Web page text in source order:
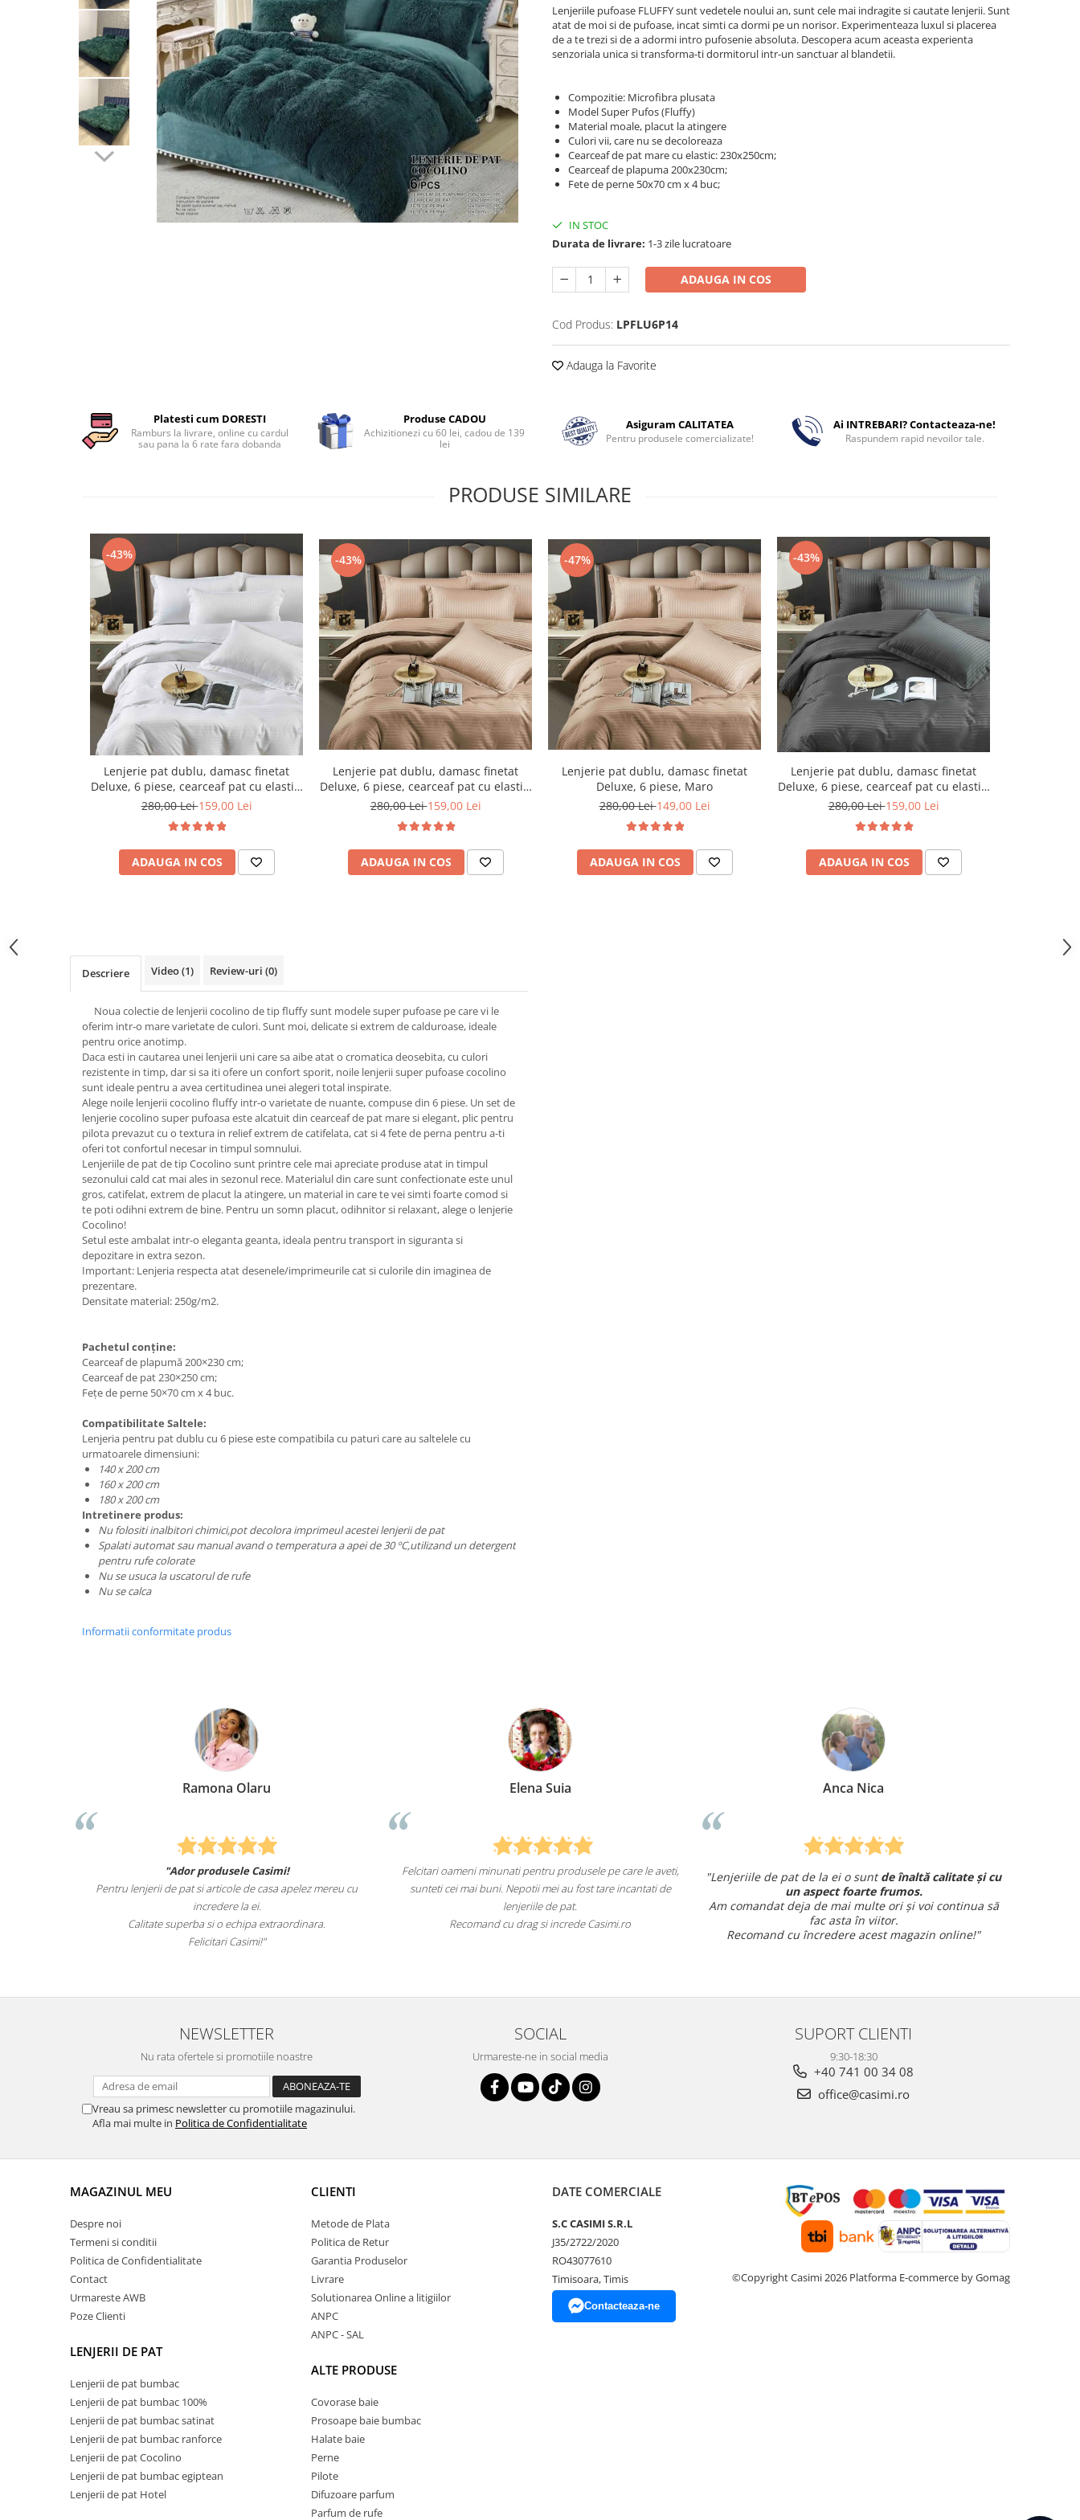
Cearceaf cu elastic
Cearceaf normal
Lenjerii De Pat Creponate
Lenjerii De Pat Bumbac Poplin 2
Lenjerii De Pat Bumbac Poplin,
Matlasate, 2 Persoane
Lenjerii De Pat Bumbac Satinat 2
Lenjerii De Pat, Finet Premium 3D,
Lenjerii De Pat Premium Collection
Set Lenjerie De Pat, 7 Piese, Cu
Lenjerii De Pat, Finet Premium, 1
Lenjerii De Pat Damasc 1 Persoana
Lenjerii De Pat, Imprimeu 3D, 1
Lenjeriile pufoase FLUFFY sunt vedetele noului an, sunt cele mai indragite si cautate lenjerii. Sunt
atat de moi si de pufoase, incat simti ca dormi pe un norisor. Experimenteaza luxul si placerea
de a te trezi si de a adormi intro pufosenie absoluta. Descopera acum aceasta experienta
senzoriala unica si transforma-ti dormitorul intr-un sanctuar al blandetii.
Compozitie: Microfibra plusata
Model Super Pufos (Fluffy)
Material moale, placut la atingere
Culori vii, care nu se decoloreaza
Cearceaf de pat mare cu elastic: 230x250cm;
Cearceaf de plapuma 200x230cm;
Fete de perne 50x70 cm x 4 buc;
IN STOC
Durata de livrare: 1-3 zile lucratoare
ADAUGA IN COS
Cod Produs: LPFLU6P14
Adauga la Favorite
Platesti cum DORESTI
Ramburs la livrare, online cu cardul
sau pana la 6 rate fara dobanda
Produse CADOU
Achizitionezi cu 60 lei, cadou de 139
lei
Asiguram CALITATEA
Pentru produsele comercializate!
Ai INTREBARI? Contacteaza-ne!
Raspundem rapid nevoilor tale.
PRODUSE SIMILARE
-43%
Lenjerie pat dublu, damasc finetat
Deluxe, 6 piese, cearceaf pat cu elastic,
Alb
280,00 Lei159,00 Lei
ADAUGA IN COS
-43%
Lenjerie pat dublu, damasc finetat
Deluxe, 6 piese, cearceaf pat cu elastic,
Maro
280,00 Lei159,00 Lei
ADAUGA IN COS
-47%
Lenjerie pat dublu, damasc finetat
Deluxe, 6 piese, Maro
280,00 Lei149,00 Lei
ADAUGA IN COS
-43%
Lenjerie pat dublu, damasc finetat
Deluxe, 6 piese, cearceaf pat cu elastic,
Gri Inchis
280,00 Lei159,00 Lei
ADAUGA IN COS
Descriere Video(1) Review-uri (0)
Noua colectie de lenjerii cocolino de tip fluffy sunt modele super pufoase pe care vi le
oferim intr-o mare varietate de culori. Sunt moi, delicate si extrem de calduroase, ideale
pentru orice anotimp.
Daca esti in cautarea unei lenjerii uni care sa aibe atat o cromatica deosebita, cu culori
rezistente in timp, dar si sa iti ofere un confort sporit, noile lenjerii super pufoase cocolino
sunt ideale pentru a avea certitudinea unei alegeri total inspirate.
Alege noile lenjerii cocolino fluffy intr-o varietate de nuante, compuse din 6 piese. Un set de
lenjerie cocolino super pufoasa este alcatuit din cearceaf de pat mare si elegant, plic pentru
pilota prevazut cu o textura in relief extrem de catifelata, cat si 4 fete de perna pentru a-ti
oferi tot confortul necesar in timpul somnului.
Lenjeriile de pat de tip Cocolino sunt printre cele mai apreciate produse atat in timpul
sezonului cald cat mai ales in sezonul rece. Materialul din care sunt confectionate este unul
gros, catifelat, extrem de placut la atingere, un material in care te vei simti foarte comod si
te poti odihni extrem de bine. Pentru un somn placut, odihnitor si relaxant, alege o lenjerie
Cocolino!
Setul este ambalat intr-o eleganta geanta, ideala pentru transport in siguranta si
depozitare in extra sezon.
Important: Lenjeria respecta atat desenele/imprimeurile cat si culorile din imaginea de
prezentare.
Densitate material: 250g/m2.
Pachetul conține:
Cearceaf de plapumă 200×230 cm;
Cearceaf de pat 230×250 cm;
Fețe de perne 50×70 cm x 4 buc.
Compatibilitate Saltele:
Lenjeria pentru pat dublu cu 6 piese este compatibila cu paturi care au saltelele cu
urmatoarele dimensiuni:
140 x 200 cm
160 x 200 cm
180 x 200 cm
Intretinere produs:
Nu folositi inalbitori chimici,pot decolora imprimeul acestei lenjerii de pat
Spalati automat sau manual avand o temperatura a apei de 30 ºC,utilizand un detergent
pentru rufe colorate
Nu se usuca la uscatorul de rufe
Nu se calca
Informatii conformitate produs
de pat si articole de casa apelez mereu cu
superba si o echipa extraordinara.
Felcitari oameni minunati pentru produsele pe care le aveti,
sunteti cei mai buni. Nepotii mei au fost tare incantati de
Recomand cu drag si increde Casimi.ro
"Lenjeriile de pat de la ei o suntde înaltă calitate și cu
un aspect foarte frumos.
Am comandat deja de mai multe ori și voi continua să
Recomand cu încredere acest magazin online!"
Am comandat o lenjerie de pat
și am avut o întrebare și
amabil.
NEWSLETTER
Nu rata ofertele si promotiile noastre
Vreau sa primesc newsletter cu promotiile magazinului.
Afla mai multe in Politica de Confidentialitate
SOCIAL
Urmareste-ne in social media
SUPORT CLIENTI
9:30-18:30
+40 741 00 34 08
office@casimi.ro
MAGAZINUL MEU
Despre noi
Termeni si conditii
Politica de Confidentialitate
Contact
Urmareste AWB
Poze Clienti
LENJERII DE PAT
Lenjerii de pat bumbac
Lenjerii de pat bumbac 100%
Lenjerii de pat bumbac satinat
Lenjerii de pat bumbac ranforce
Lenjerii de pat Cocolino
Lenjerii de pat bumbac egiptean
Lenjerii de pat Hotel
CLIENTI
Metode de Plata
Politica de Retur
Garantia Produselor
Livrare
Solutionarea Online a litigiilor
ANPC
ANPC - SAL
ALTE PRODUSE
Covorase baie
Prosoape baie bumbac
Halate baie
Perne
Pilote
Difuzoare parfum
Parfum de rufe
DATE COMERCIALE
S.C CASIMI S.R.L
J35/2722/2020
RO43077610
Timisoara, Timis
Contacteaza-ne
©Copyright Casimi 2026 Platforma E-commerce by Gomag